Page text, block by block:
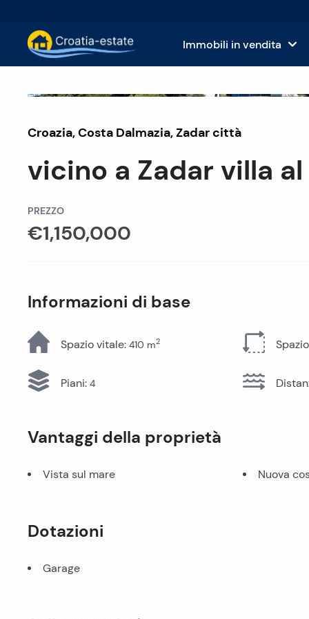
Immobili in vendita
Isole dalmate Immobili in vendita
Costa dalmata Immobili in vendita
Istria e Kvarner Immobili in vendita
Tutti gli immobili
Croazia,Costa Dalmazia,Zadar città
vicino a Zadar villa
PREZZO
€1,150,000
Informazioni di base
Spazio vitale: 410 m2
Piani: 4
Vantaggi della proprietà
Vista sul mare Nuova
Dotazioni
Garage